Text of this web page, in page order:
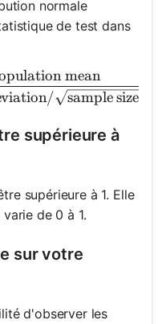
normale
de test dans
\frac{\text{sample
/ sample size
mean
supérieure à
supérieure à 1. Elle
de 0 à 1.
sur votre
d'observer les